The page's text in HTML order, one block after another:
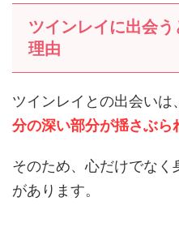
ツインレイに出会
理由
ツインレイとの出会いは
分の深い部分が揺さぶら
そのため、心だけでなく
があります。